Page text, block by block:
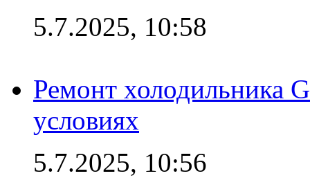
5.7.2025, 10:58
Ремонт холодильника
условиях
5.7.2025, 10:56